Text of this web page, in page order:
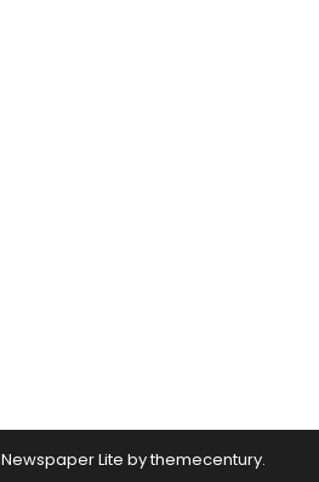
Newspaper Lite bythemecentury.